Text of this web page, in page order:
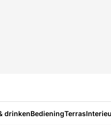
drinkenBedieningTerras